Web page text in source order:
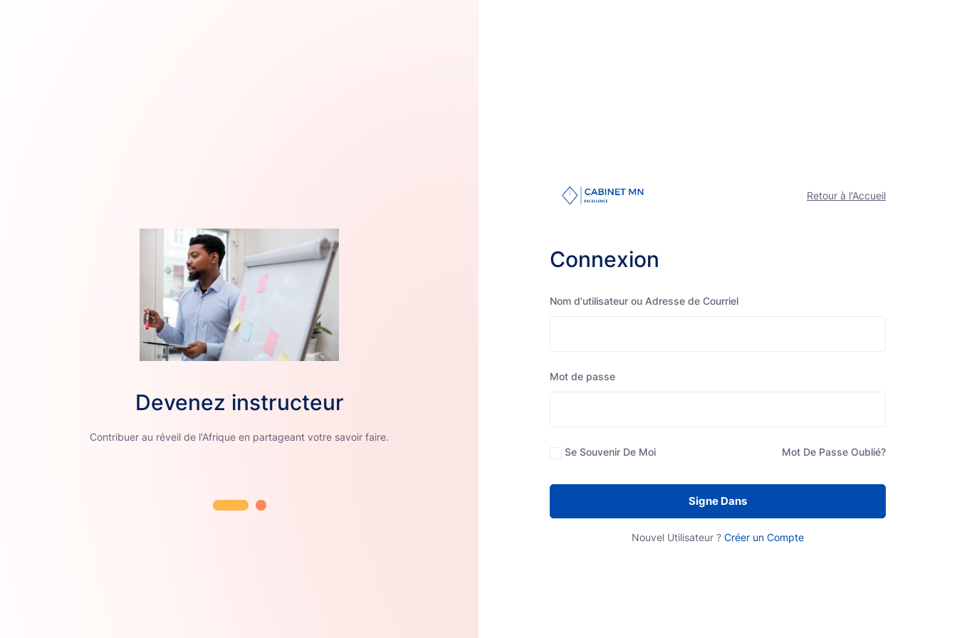
Devenez instructeur
Contribuer au réveil de l'Afrique en partageant votre savoir faire.
Retour à l'Accueil
Connexion
Nom d'utilisateur ou Adresse de Courriel
Mot de passe
Se Souvenir De Moi Mot De Passe Oublié?
Signe Dans
Nouvel Utilisateur ? Créer un Compte